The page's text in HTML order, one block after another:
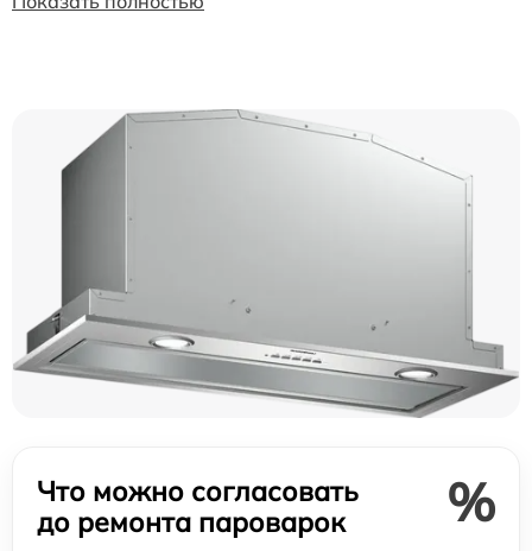
Что можно согласовать
до ремонта пароварок
%